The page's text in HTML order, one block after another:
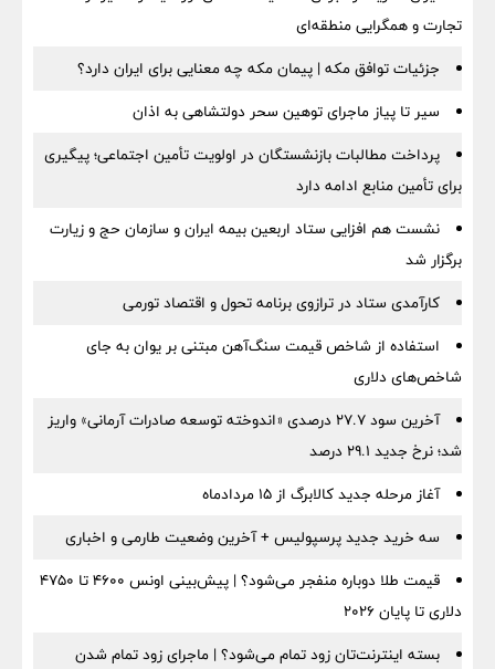
تجارت و همگرایی منطقه‌ای
جزئیات توافق مکه | پیمان مکه چه معنایی برای ایران دارد؟
سیر تا پیاز ماجرای توهین سحر دولتشاهی به اذان
پرداخت مطالبات بازنشستگان در اولویت تأمین اجتماعی؛ پیگیری
برای تأمین منابع ادامه دارد
نشست هم افزایی ستاد اربعین بیمه ایران و سازمان حج و زیارت
برگزار شد
کارآمدی ستاد در ترازوی برنامه تحول و اقتصاد تورمی
استفاده از شاخص قیمت سنگ‌آهن مبتنی بر یوان به جای
شاخص‌های دلاری
آخرین سود ۲۷.۷ درصدی «اندوخته توسعه صادرات آرمانی» واریز
شد؛ نرخ جدید ۲۹.۱ درصد
آغاز مرحله جدید کالابرگ از ۱۵ مردادماه
سه خرید جدید پرسپولیس + آخرین وضعیت طارمی و اخباری
قیمت طلا دوباره منفجر می‌شود؟ | پیش‌بینی اونس ۴۶۰۰ تا ۴۷۵۰
دلاری تا پایان ۲۰۲۶
بسته اینترنت‌تان زود تمام می‌شود؟ | ماجرای زود تمام شدن